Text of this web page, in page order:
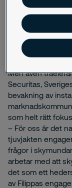
Stockholms
kännedomen
stoppa den, säger
Wildhood
Men även
Securitas,
bevakning av
som helt rätt
– För oss är det
tjuvjakten
frågor i
arbetar med att
det som ett
av Filippas